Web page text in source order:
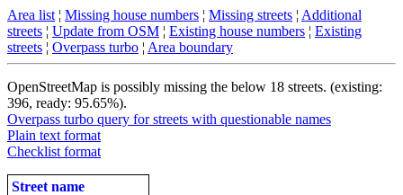
Area list ¦ Missing house numbers ¦ Missing streets ¦ Additional
streets ¦ Update from OSM ¦ Existing house numbers ¦ Existing
streets ¦ Overpass turbo ¦ Area boundary
OpenStreetMap is possibly missing the below 18 streets. (existing:
396, ready: 95.65%).
Overpass turbo query for streets with questionable names
Plain text format
Checklist format
Street name